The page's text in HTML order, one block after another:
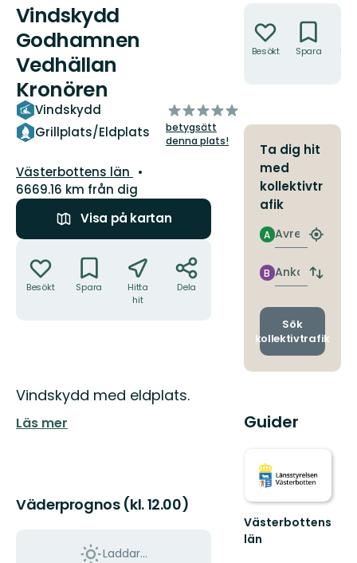
Vindskydd
Godhamnen
Vedhällan
Kronören
Vindskydd
Grillplats/Eldplats
av
5
stjärnor
betygsätt
denna plats!
Län:
Västerbottens län
6669.16 km från dig
Visa på kartan
Besökt Spara
Hitta
hit
Dela
Beskrivning
Vindskydd med eldplats.
Läs mer
Väderprognos (kl. 12.00)
Laddar...
Besökt Spara
Ta dig hit
med
kollektivtr
afik
Avresa
A
Hitta
Ankomst
B
Byt
och
Sök
kollektivtrafik
Guider
Västerbottens
län